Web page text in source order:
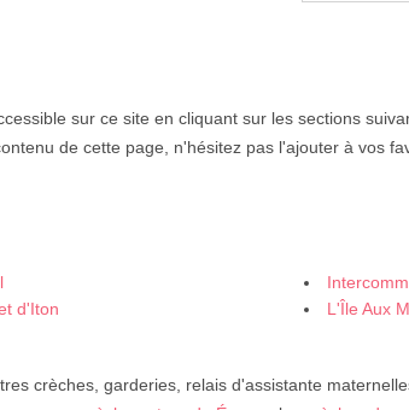
sur ce site en cliquant sur les sections
de cette page, n'hésitez pas l'ajouter à vos
d'Iton
L'Île Aux
crèches, garderies, relais d'assistante